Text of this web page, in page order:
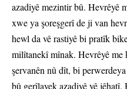
azadiyê mezintir bû. Hevrêyê
xwe ya şoreşgerî de ji van
hewl da vê rastiyê bi pratîk
milîtanekî mînak. Hevrêyê me
şervanên nû dît, bi
bû gerîlayek azadiyê yê